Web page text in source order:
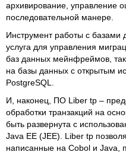
архивирование, управление
последовательной манере.
Инструмент работы с базами
услуга для управления
баз данных мейнфреймов,
на базы данных с открытым
PostgreSQL.
И, наконец, ПО Liber tp –
обработки транзакций на
быть развернута с
Java EE (JEE). Liber tp
написанные на Cobol и Java,